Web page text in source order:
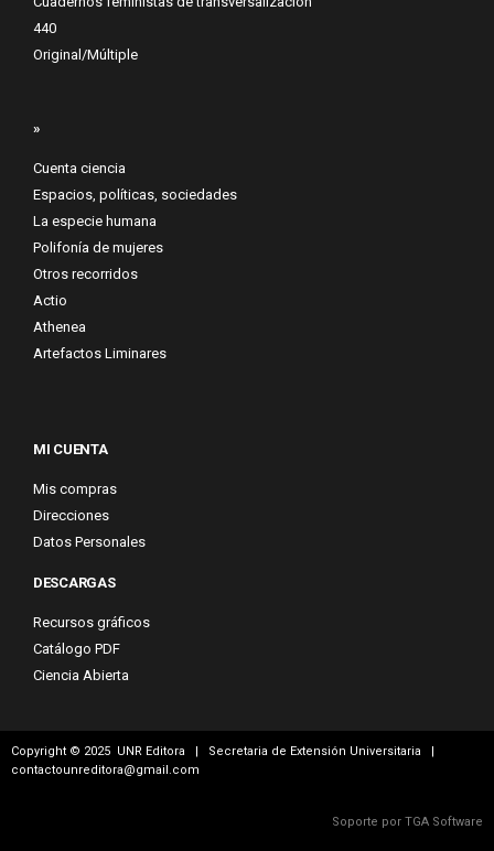
440
Original/Múltiple
»
Cuenta ciencia
Espacios, políticas, sociedades
La especie humana
Polifonía de mujeres
Otros recorridos
Actio
Athenea
Artefactos Liminares
MI CUENTA
Mis compras
Direcciones
Datos Personales
DESCARGAS
Recursos gráficos
Catálogo PDF
Ciencia Abierta
Copyright © 2025 UNR Editora | Secretaria de Extensión Universitaria |
contactounreditora@gmail.com
Soporte por TGA Software